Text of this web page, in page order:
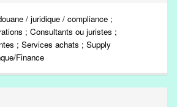
/ juridique / compliance ;
; Consultants ou juristes ;
; Services achats ; Supply
Finance